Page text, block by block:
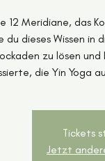
12 Meridiane, das
du dieses Wissen in
zu lösen
die Yin Yoga
Tickets
Jetzt